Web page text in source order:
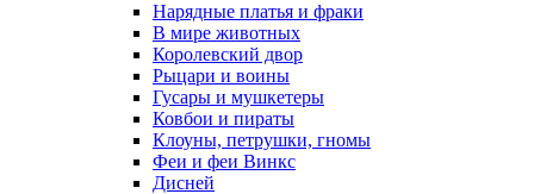
Нарядные платья и фраки
В мире животных
Королевский двор
Рыцари и воины
Гусары и мушкетеры
Ковбои и пираты
Клоуны, петрушки, гномы
Феи и феи Винкс
Дисней